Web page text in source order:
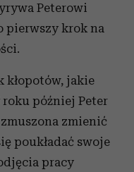
Peterowi
pierwszy krok na
kłopotów, jakie
roku później Peter
zmienić
poukładać swoje
pracy